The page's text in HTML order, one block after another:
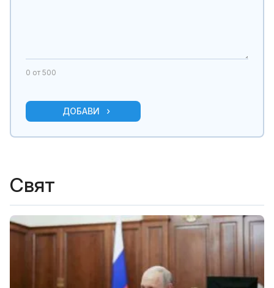
0 от 500
ДОБАВИ
Свят